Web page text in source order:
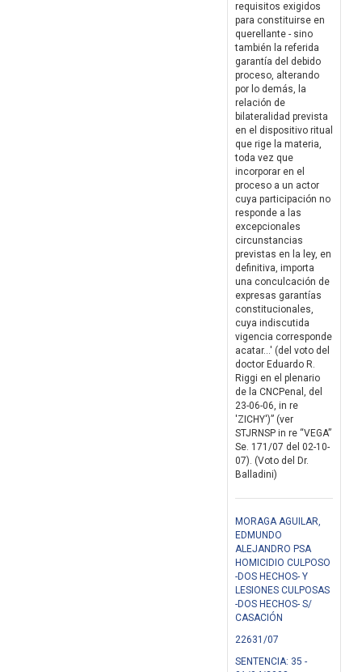
requisitos exigidos
para constituirse en
querellante - sino
también la referida
garantía del debido
proceso, alterando
por lo demás, la
relación de
bilateralidad prevista
en el dispositivo ritual
que rige la materia,
toda vez que
incorporar en el
proceso a un actor
cuya participación no
responde a las
excepcionales
circunstancias
previstas en la ley, en
definitiva, importa
una conculcación de
expresas garantías
constitucionales,
cuya indiscutida
vigencia corresponde
acatar...' (del voto del
doctor Eduardo R.
Riggi en el plenario
de la CNCPenal, del
23-06-06, in re
'ZICHY')” (ver
STJRNSP in re “VEGA”
Se. 171/07 del 02-10-
07). (Voto del Dr.
Balladini)
MORAGA AGUILAR,
EDMUNDO
ALEJANDRO PSA
HOMICIDIO CULPOSO
-DOS HECHOS- Y
LESIONES CULPOSAS
-DOS HECHOS- S/
CASACIÓN
22631/07
SENTENCIA: 35 -